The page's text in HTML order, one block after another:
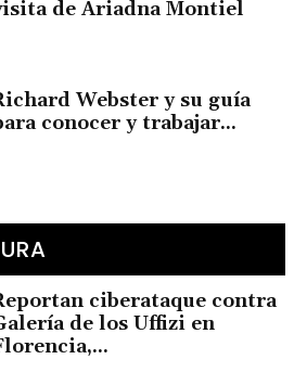
de Ariadna Montiel
Webster y su guía
conocer y trabajar...
ciberataque contra
de los Uffizi en